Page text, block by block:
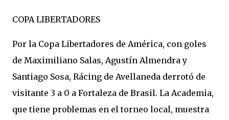
COPA LIBERTADORES
Por la Copa Libertadores de América, con goles
de Maximiliano Salas, Agustín Almendra y
Santiago Sosa, Rácing de Avellaneda derrotó de
visitante 3 a 0 a Fortaleza de Brasil. La Academia,
que tiene problemas en el torneo local, muestra